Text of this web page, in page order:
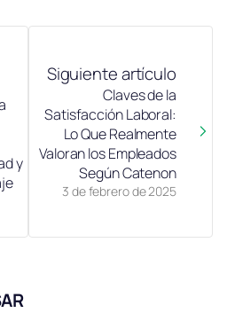
y
Siguiente artículo
3 de febrero de 2025
Claves de la
Satisfacción Laboral:
Lo Que Realmente
Valoran los Empleados
Según Catenon